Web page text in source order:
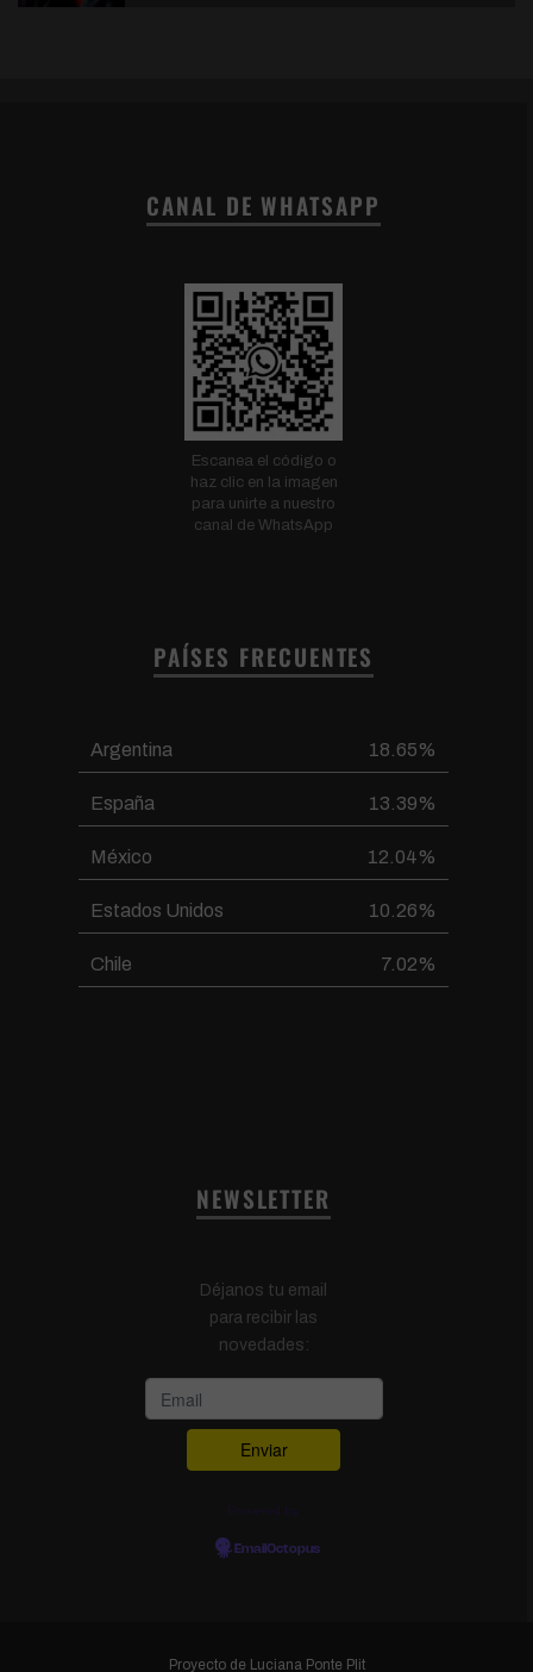
CANAL DE WHATSAPP
Escanea el código o
haz clic en la imagen
para unirte a nuestro
canal de WhatsApp
PAÍSES FRECUENTES
Argentina 18.65%
España 13.39%
México 12.04%
Estados Unidos 10.26%
Chile 7.02%
NEWSLETTER
Déjanos tu email
para recibir las
novedades:
EmailOctopus
Proyecto de Luciana Ponte Plit